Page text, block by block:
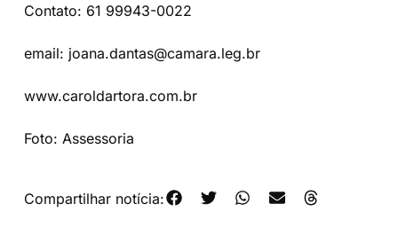
Contato: 61 99943-0022
email: joana.dantas@camara.leg.br
www.caroldartora.com.br
Foto: Assessoria
Compartilhar notícia: